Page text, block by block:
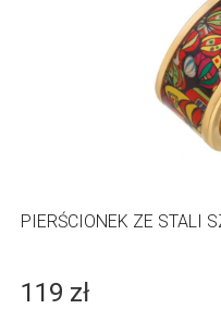
PIERŚCIONEK ZE STALI
119 zł